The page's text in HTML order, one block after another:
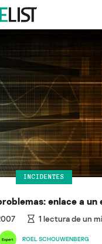
INCIDENTES
enlace a un
1 lectura de un
ROEL SCHOUWENBERG